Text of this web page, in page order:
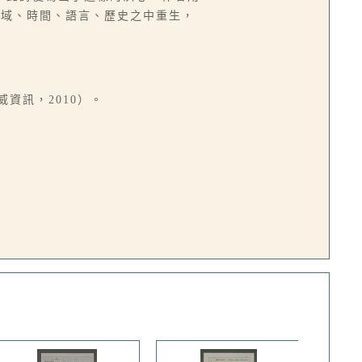
、時間、語言、歷史之中重生，
資訊，2010）。